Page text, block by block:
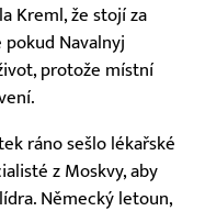
Kreml, že stojí za
Navalnyj
protože místní
ráno sešlo lékařské
z Moskvy, aby
Německý letoun,